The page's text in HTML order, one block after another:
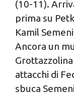
(10-11).
prima su
Kamil
Ancora un
attacchi di
sbuca